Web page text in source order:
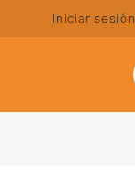
Iniciar sesión